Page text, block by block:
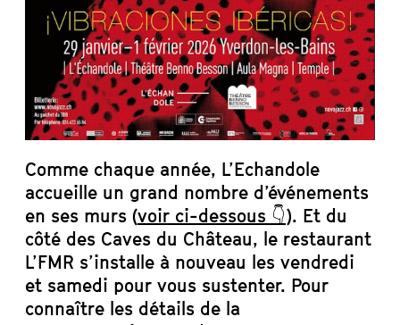
Comme chaque année, L’Echandole
accueille un grand nombre d’événements
en ses murs (voir ci-dessous 👇). Et du
côté des Caves du Château, le restaurant
L’FMR s’installe à nouveau les vendredi
et samedi pour vous sustenter. Pour
connaître les détails de la